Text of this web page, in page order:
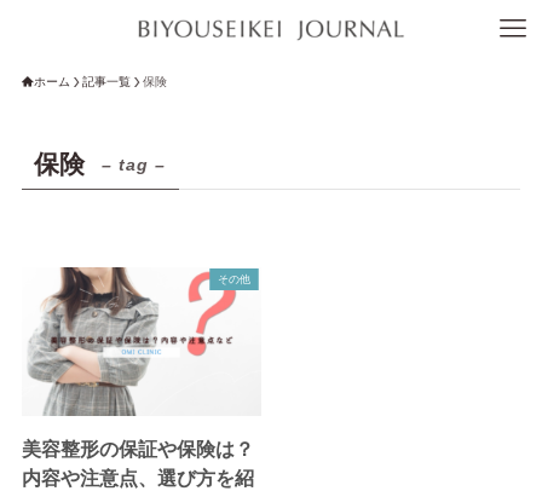
ホーム 記事一覧 保険
保険 – tag –
その他
美容整形の保証や保険は？
内容や注意点、選び方を紹